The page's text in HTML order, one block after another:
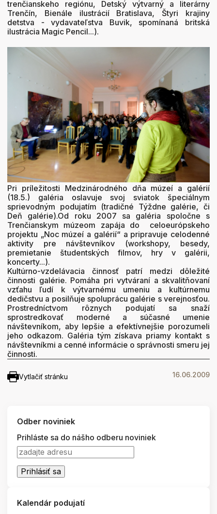
trenčianskeho regiónu, Detský výtvarný a literárny
Trenčín, Bienále ilustrácií Bratislava, Štyri krajiny
detstva - vydavateľstva Buvik, spomínaná britská
ilustrácia Magic Pencil...).
Pri príležitosti Medzinárodného dňa múzeí a galérií
(18.5.) galéria oslavuje svoj sviatok špeciálnym
sprievodným podujatím (tradičné Týždne galérie, či
Deň galérie).Od roku 2007 sa galéria spoločne s
Trenčianskym múzeom zapája do celoeurópskeho
projektu „Noc múzeí a galérií“ a pripravuje celodenné
aktivity pre návštevníkov (workshopy, besedy,
premietanie študentských filmov, hry v galérii,
koncerty...).
Kultúrno-vzdelávacia činnosť patrí medzi dôležité
činnosti galérie. Pomáha pri vytváraní a skvalitňovaní
vzťahu ľudí k výtvarnému umeniu a kultúrnemu
dedičstvu a posilňuje spoluprácu galérie s verejnosťou.
Prostredníctvom rôznych podujatí sa snaží
sprostredkovať moderné a súčasné umenie
návštevníkom, aby lepšie a efektívnejšie porozumeli
jeho odkazom. Galéria tým získava priamy kontakt s
návštevníkmi a cenné informácie o správnosti smeru jej
činnosti.
Vytlačiť stránku 16.06.2009
Odber noviniek
Prihláste sa do nášho odberu noviniek
Kalendár podujatí